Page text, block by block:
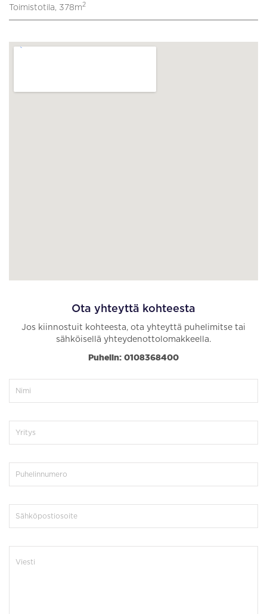
Toimistotila, 378m2
Ota yhteyttä kohteesta
Jos kiinnostuit kohteesta, ota yhteyttä puhelimitse tai
sähköisellä yhteydenottolomakkeella.
Puhelin: 0108368400